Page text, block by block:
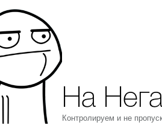
На
Контролируем и не